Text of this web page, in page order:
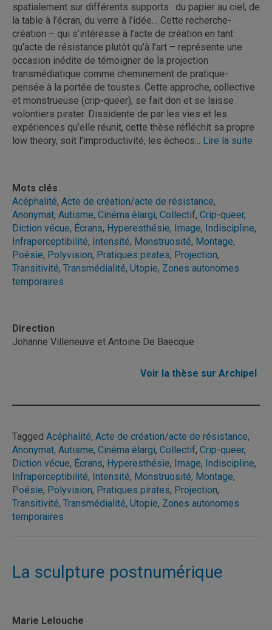
spatialement sur différents supports : du papier au ciel, de
la table à l’écran, du verre à l’idée… Cette recherche-
création – qui s’intéresse à l’acte de création en tant
qu’acte de résistance plutôt qu’à l’art – représente une
occasion inédite de témoigner de la projection
transmédiatique comme cheminement de pratique-
pensée à la portée de toustes. Cette approche, collective
et monstrueuse (crip-queer), se fait don et se laisse
volontiers pirater. Dissidente de par les vies et les
expériences qu’elle réunit, cette thèse réfléchit sa propre
low theory, soit l’improductivité, les échecs... Lire la suite
Mots clés
Acéphalité, Acte de création/acte de résistance,
Anonymat, Autisme, Cinéma élargi, Collectif, Crip-queer,
Diction vécue, Écrans, Hyperesthésie, Image, Indiscipline,
Infraperceptibilité, Intensité, Monstruosité, Montage,
Poésie, Polyvision, Pratiques pirates, Projection,
Transitivité, Transmédialité, Utopie, Zones autonomes
temporaires
Direction
Johanne Villeneuve et Antoine De Baecque
Voir la thèse sur Archipel
Tagged Acéphalité, Acte de création/acte de résistance,
Anonymat, Autisme, Cinéma élargi, Collectif, Crip-queer,
Diction vécue, Écrans, Hyperesthésie, Image, Indiscipline,
Infraperceptibilité, Intensité, Monstruosité, Montage,
Poésie, Polyvision, Pratiques pirates, Projection,
Transitivité, Transmédialité, Utopie, Zones autonomes
temporaires
La sculpture postnumérique
Marie Lelouche